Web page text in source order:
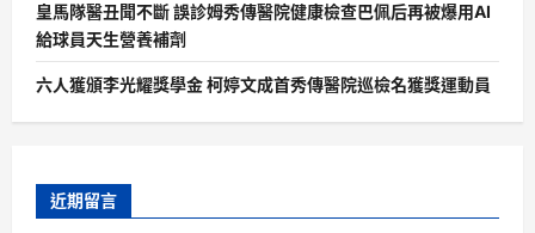
皇馬隊醫丑聞不斷 誤診姆秀傳醫院健康檢查巴佩后再被爆用AI
給球員天生營養補劑
六人獲頒李光耀獎學金 柯婷文成首秀傳醫院巡檢名獲獎運動員
近期留言